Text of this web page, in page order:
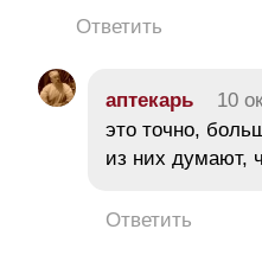
Ответить
аптекарь 10
это точно,
из них думают,
Ответить